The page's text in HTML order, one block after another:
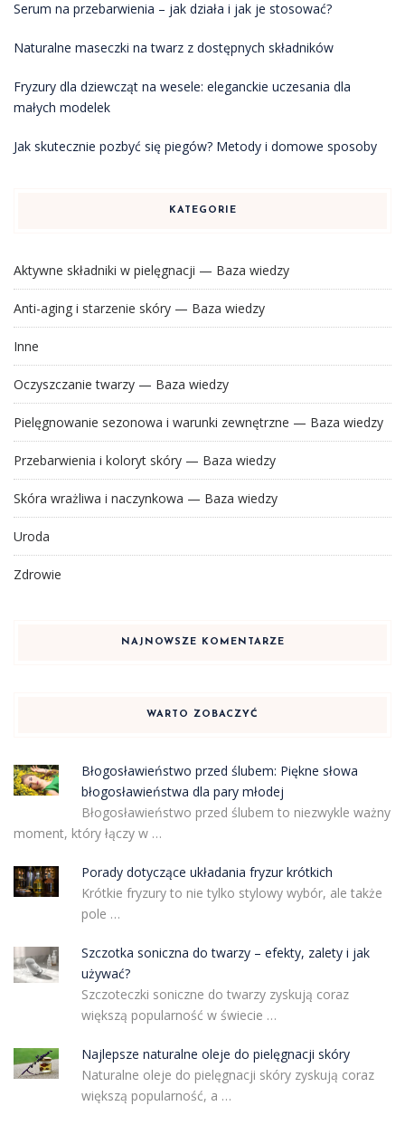
Serum na przebarwienia – jak działa i jak je stosować?
Naturalne maseczki na twarz z dostępnych składników
Fryzury dla dziewcząt na wesele: eleganckie uczesania dla
małych modelek
Jak skutecznie pozbyć się piegów? Metody i domowe sposoby
KATEGORIE
Aktywne składniki w pielęgnacji — Baza wiedzy
Anti-aging i starzenie skóry — Baza wiedzy
Inne
Oczyszczanie twarzy — Baza wiedzy
Pielęgnowanie sezonowa i warunki zewnętrzne — Baza wiedzy
Przebarwienia i koloryt skóry — Baza wiedzy
Skóra wrażliwa i naczynkowa — Baza wiedzy
Uroda
Zdrowie
NAJNOWSZE KOMENTARZE
WARTO ZOBACZYĆ
Błogosławieństwo przed ślubem: Piękne słowa
błogosławieństwa dla pary młodej
Błogosławieństwo przed ślubem to niezwykle ważny
moment, który łączy w …
Porady dotyczące układania fryzur krótkich
Krótkie fryzury to nie tylko stylowy wybór, ale także
pole …
Szczotka soniczna do twarzy – efekty, zalety i jak
używać?
Szczoteczki soniczne do twarzy zyskują coraz
większą popularność w świecie …
Najlepsze naturalne oleje do pielęgnacji skóry
Naturalne oleje do pielęgnacji skóry zyskują coraz
większą popularność, a …